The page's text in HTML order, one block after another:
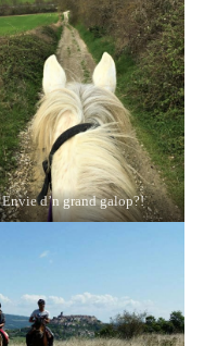
Envie d’n grand galop?!